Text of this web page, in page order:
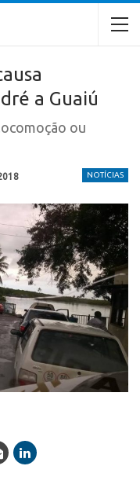
a Guaiú
ou
NOTÍCIAS